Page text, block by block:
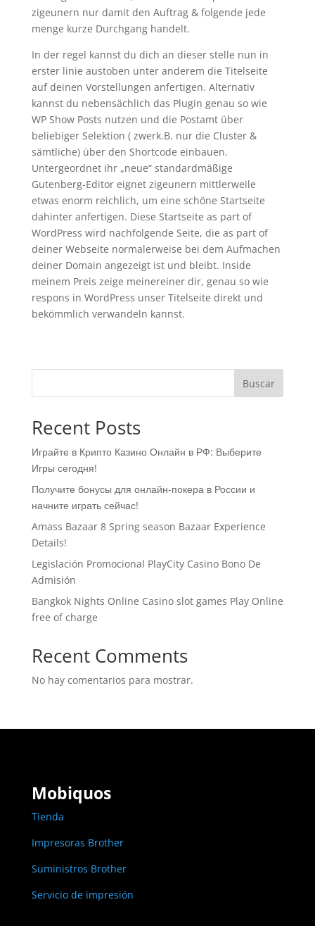
zigeunern nur damit den Auftrag & folgende jede
menge kurze Durchgang handelt.
In der regel kannst du dich an dieser stelle nun in
erster linie austoben unter anderem die Titelseite
auf deinen Vorstellungen anfertigen. Alternativ
kannst du nebensächlich das Plugin genau so wie
WP Show Posts nutzen und die Postamt über
beliebiger Selektion ( zwerk.B. nur die Cluster &
sämtliche) über den Shortcode einbauen.
Untergeordnet ihr „neue“ standardmäßige
Gutenberg-Editor eignet zigeunern mittlerweile
etwas enorm reichlich, um eine schöne Startseite
dahinter anfertigen. Diese Startseite as part of
WordPress wird nachfolgende Seite, die as part of
deiner Webseite normalerweise bei dem Aufmachen
deiner Domain angezeigt ist und bleibt. Inside
meinem Preis zeige meinereiner dir, genau so wie
respons in WordPress unser Titelseite direkt und
bekömmlich verwandeln kannst.
Buscar
Recent Posts
Играйте в Крипто Казино Онлайн в РФ: Выберите
Игры сегодня!
Получите бонусы для онлайн-покера в России и
начните играть сейчас!
Amass Bazaar 8 Spring season Bazaar Experience
Details!
Legislación Promocional ​​PlayCity Casino Bono De
Admisión
Bangkok Nights Online Casino slot games Play Online
free of charge
Recent Comments
No hay comentarios para mostrar.
Mobiquos
Tienda
Impresoras Brother
Suministros Brother
Servicio de impresión